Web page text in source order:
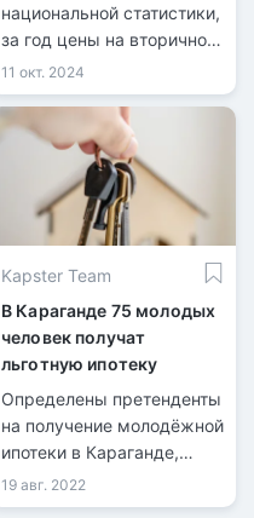
национальной статистики,
за год цены на вторичном
рынке жилья выросли на
5%, на первичном рынке –
на 2%, а арендная плата
увеличились на 8,4%.
11 окт. 2024
Kapster Team
В Караганде 75 молодых
человек получат
льготную ипотеку
Определены претенденты
на получение молодёжной
ипотеки в Караганде,
передает
информационная служба
19 авг. 2022